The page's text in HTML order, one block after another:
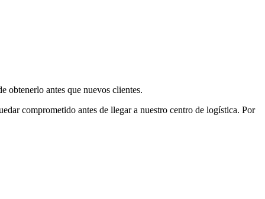
obtenerlo antes que nuevos clientes.
comprometido antes de llegar a nuestro centro de logística. Por